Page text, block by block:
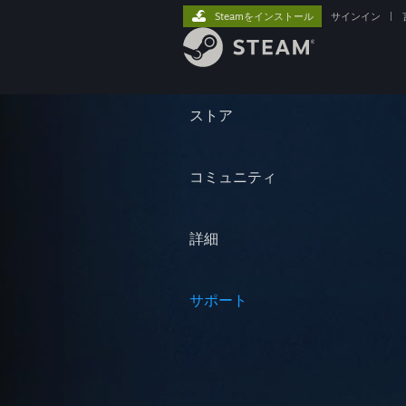
ストア
コミュニティ
詳細
サポート
Steamをインストール サインイン